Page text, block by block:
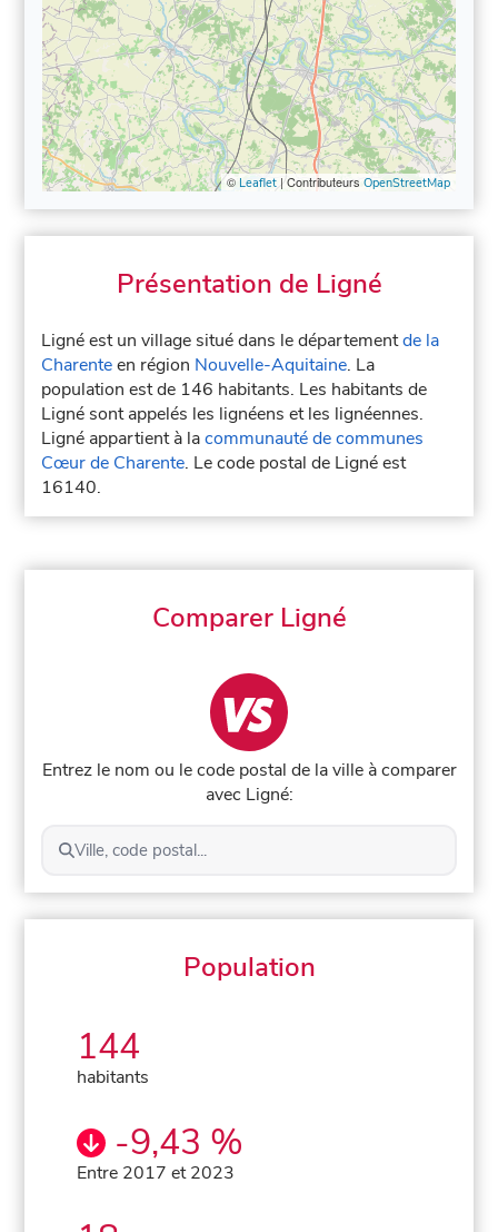
© Leaflet| Contributeurs OpenStreetMap
Présentation de Ligné
Ligné est un village situé dans le départementde la
Charenteen région Nouvelle-Aquitaine. La
population est de 146 habitants. Les habitants de
Ligné sont appelés les lignéens et les lignéennes.
Ligné appartient à lacommunauté de communes
Cœur de Charente. Le code postal de Ligné est
16140.
Comparer Ligné
Entrez le nom ou le code postal de la ville à comparer
avec Ligné:
Ville, code postal...
Population
144
habitants
-9,43 %
Entre 2017 et 2023